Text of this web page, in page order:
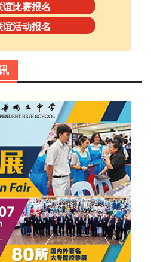
谊比赛报名
谊活动报名